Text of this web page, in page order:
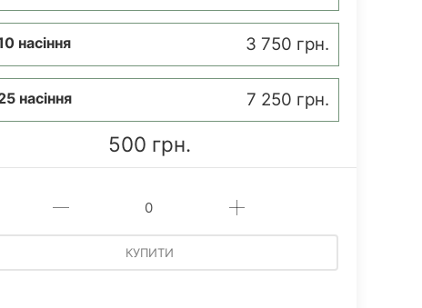
насіння 3 750 грн.
насіння 7 250 грн.
500 грн.
КУПИТИ